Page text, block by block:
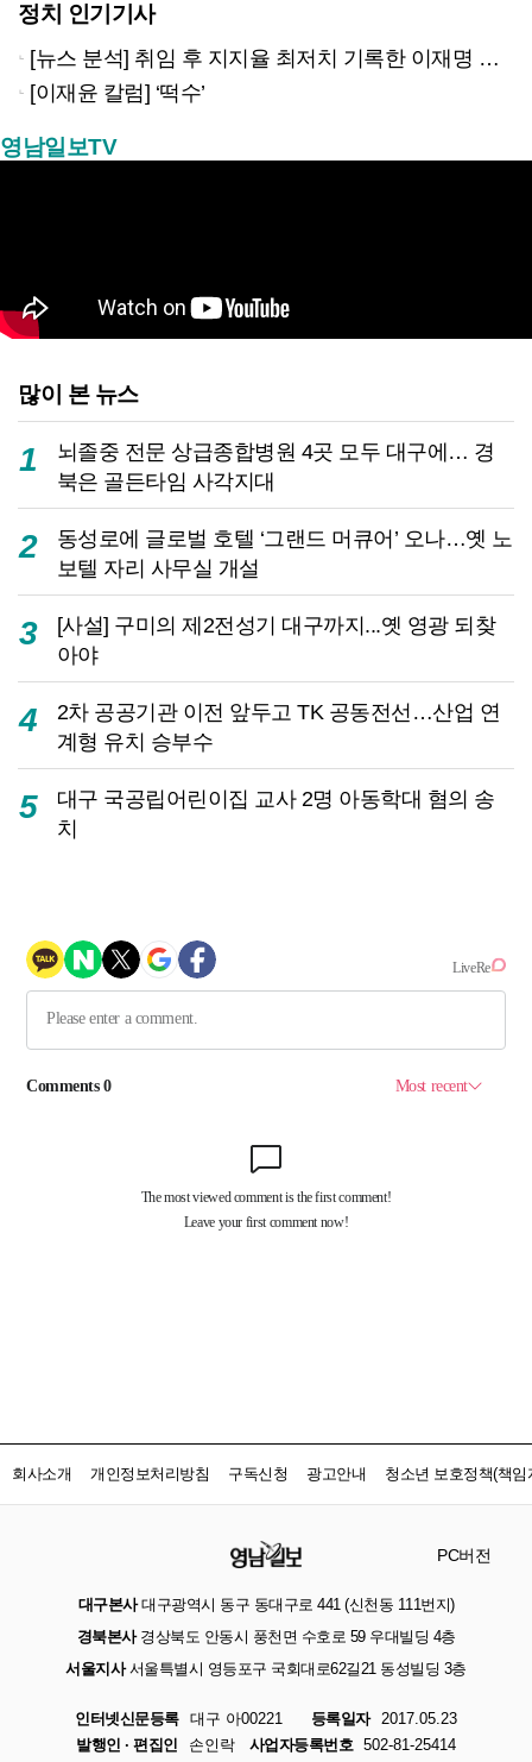
정치 인기기사
[뉴스 분석] 취임 후 지지율 최저치 기록한 이재명 대통령…왜?
[이재윤 칼럼] ‘떡수’
영남일보TV
많이 본 뉴스
1
뇌졸중 전문 상급종합병원 4곳 모두 대구에… 경
북은 골든타임 사각지대
2
동성로에 글로벌 호텔 ‘그랜드 머큐어’ 오나…옛 노
보텔 자리 사무실 개설
3
[사설] 구미의 제2전성기 대구까지...옛 영광 되찾
아야
4
2차 공공기관 이전 앞두고 TK 공동전선…산업 연
계형 유치 승부수
5
대구 국공립어린이집 교사 2명 아동학대 혐의 송
치
회사소개 개인정보처리방침 구독신청 광고안내 청소년 보호정책(책임
PC버전
대구본사대구광역시 동구 동대구로 441 (신천동 111번지)
경북본사경상북도 안동시 풍천면 수호로 59 우대빌딩 4층
서울지사서울특별시 영등포구 국회대로62길21 동성빌딩 3층
인터넷신문등록 대구 아00221 등록일자
2017.05.23
발행인 · 편집인
손인락 사업자등록번호 502-81-25414